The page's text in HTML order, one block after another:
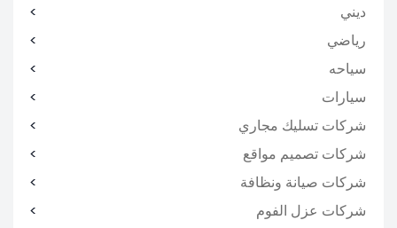
ديني
رياضي
سياحه
سيارات
شركات تسليك مجاري
شركات تصميم مواقع
شركات صيانة ونظافة
شركات عزل الفوم